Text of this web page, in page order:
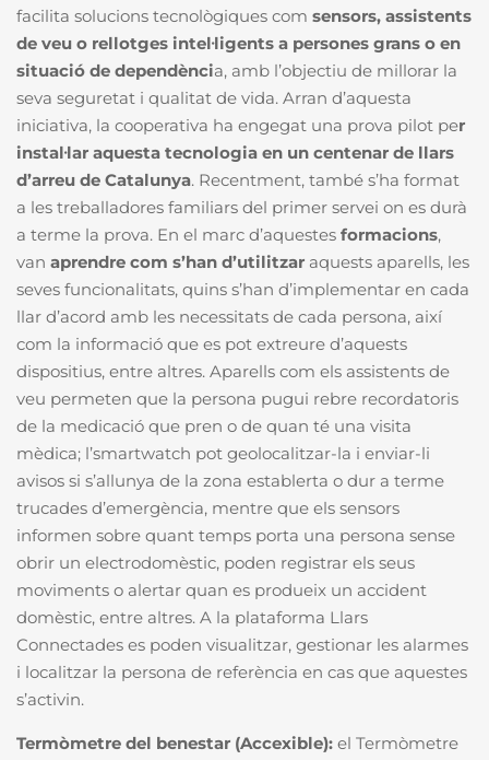
facilita solucions tecnològiques com sensors, assistents
de veu o rellotges intel·ligents a persones grans o en
situació de dependència, amb l’objectiu de millorar la
seva seguretat i qualitat de vida. Arran d’aquesta
iniciativa, la cooperativa ha engegat una prova pilot per
instal·lar aquesta tecnologia en un centenar de llars
d’arreu de Catalunya. Recentment, també s’ha format
a les treballadores familiars del primer servei on es durà
a terme la prova. En el marc d’aquestes formacions,
van aprendre com s’han d’utilitzar aquests aparells, les
seves funcionalitats, quins s’han d’implementar en cada
llar d’acord amb les necessitats de cada persona, així
com la informació que es pot extreure d’aquests
dispositius, entre altres. Aparells com els assistents de
veu permeten que la persona pugui rebre recordatoris
de la medicació que pren o de quan té una visita
mèdica; l’smartwatch pot geolocalitzar-la i enviar-li
avisos si s’allunya de la zona establerta o dur a terme
trucades d’emergència, mentre que els sensors
informen sobre quant temps porta una persona sense
obrir un electrodomèstic, poden registrar els seus
moviments o alertar quan es produeix un accident
domèstic, entre altres. A la plataforma Llars
Connectades es poden visualitzar, gestionar les alarmes
i localitzar la persona de referència en cas que aquestes
s’activin.
Termòmetre del benestar (Accexible): el Termòmetre